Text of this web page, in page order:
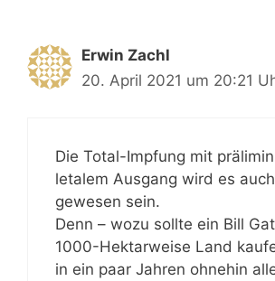
Erwin Zachl
20. April 2021 um 20:21
Die Total-Impfung mit
letalem Ausgang wird es
gewesen sein.
Denn – wozu sollte ein Bill
1000-Hektarweise Land
in ein paar Jahren ohnehin